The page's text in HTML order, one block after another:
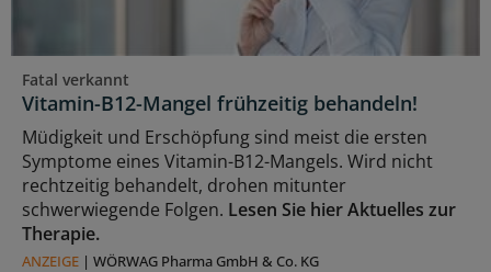
Fatal verkannt
Vitamin-B12-Mangel frühzeitig behandeln!
Müdigkeit und Erschöpfung sind meist die ersten
Symptome eines Vitamin-B12-Mangels. Wird nicht
rechtzeitig behandelt, drohen mitunter
schwerwiegende Folgen. Lesen Sie hier Aktuelles zur
Therapie.
ANZEIGE | WÖRWAG Pharma GmbH & Co. KG